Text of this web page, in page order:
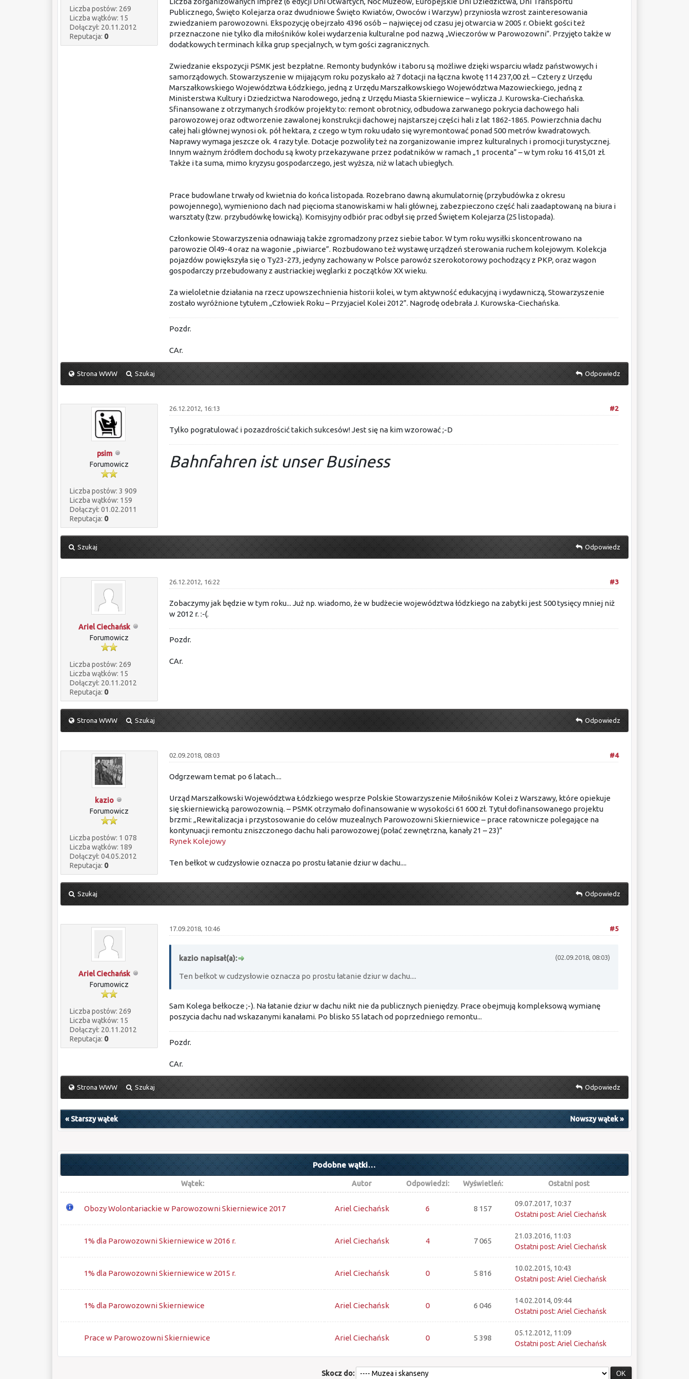
Liczba postów: 269
Liczba wątków: 15
Dołączył: 20.11.2012
Reputacja: 0
Publicznego, Święto Kolejarza oraz dwudniowe Święto Kwiatów, Owoców i Warzyw) przyniosła wzrost zainteresowania
zwiedzaniem parowozowni. Ekspozycję obejrzało 4396 osób – najwięcej od czasu jej otwarcia w 2005 r. Obiekt gości też
przeznaczone nie tylko dla miłośników kolei wydarzenia kulturalne pod nazwą „Wieczorów w Parowozowni”. Przyjęto także w
dodatkowych terminach kilka grup specjalnych, w tym gości zagranicznych.
Zwiedzanie ekspozycji PSMK jest bezpłatne. Remonty budynków i taboru są możliwe dzięki wsparciu władz państwowych i
samorządowych. Stowarzyszenie w mijającym roku pozyskało aż 7 dotacji na łączna kwotę 114 237,00 zł. – Cztery z Urzędu
Marszałkowskiego Województwa Łódzkiego, jedną z Urzędu Marszałkowskiego Województwa Mazowieckiego, jedną z
Ministerstwa Kultury i Dziedzictwa Narodowego, jedną z Urzędu Miasta Skierniewice – wylicza J. Kurowska-Ciechańska.
Sfinansowane z otrzymanych środków projekty to: remont obrotnicy, odbudowa zarwanego pokrycia dachowego hali
parowozowej oraz odtworzenie zawalonej konstrukcji dachowej najstarszej części hali z lat 1862-1865. Powierzchnia dachu
całej hali głównej wynosi ok. pół hektara, z czego w tym roku udało się wyremontować ponad 500 metrów kwadratowych.
Naprawy wymaga jeszcze ok. 4 razy tyle. Dotacje pozwoliły też na zorganizowanie imprez kulturalnych i promocji turystycznej.
Innym ważnym źródłem dochodu są kwoty przekazywane przez podatników w ramach „1 procenta” – w tym roku 16 415,01 zł.
Także i ta suma, mimo kryzysu gospodarczego, jest wyższa, niż w latach ubiegłych.
Prace budowlane trwały od kwietnia do końca listopada. Rozebrano dawną akumulatornię (przybudówka z okresu
powojennego), wymieniono dach nad pięcioma stanowiskami w hali głównej, zabezpieczono część hali zaadaptowaną na biura i
warsztaty (tzw. przybudówkę łowicką). Komisyjny odbiór prac odbył się przed Świętem Kolejarza (25 listopada).
Członkowie Stowarzyszenia odnawiają także zgromadzony przez siebie tabor. W tym roku wysiłki skoncentrowano na
parowozie Ol49-4 oraz na wagonie „piwiarce”. Rozbudowano też wystawę urządzeń sterowania ruchem kolejowym. Kolekcja
pojazdów powiększyła się o Ty23-273, jedyny zachowany w Polsce parowóz szerokotorowy pochodzący z PKP, oraz wagon
gospodarczy przebudowany z austriackiej węglarki z początków XX wieku.
Za wieloletnie działania na rzecz upowszechnienia historii kolei, w tym aktywność edukacyjną i wydawniczą, Stowarzyszenie
zostało wyróżnione tytułem „Człowiek Roku – Przyjaciel Kolei 2012”. Nagrodę odebrała J. Kurowska-Ciechańska.
Pozdr.
CAr.
Strona WWW Szukaj Odpowiedz
psim
Forumowicz
Liczba postów: 3 909
Liczba wątków: 159
Dołączył: 01.02.2011
Reputacja: 0
#2
26.12.2012, 16:13
Tylko pogratulować i pozazdrościć takich sukcesów! Jest się na kim wzorować ;-D
Bahnfahren ist unser Business
Szukaj Odpowiedz
Ariel Ciechańsk
Forumowicz
Liczba postów: 269
Liczba wątków: 15
Dołączył: 20.11.2012
Reputacja: 0
#3
26.12.2012, 16:22
Zobaczymy jak będzie w tym roku... Już np. wiadomo, że w budżecie województwa łódzkiego na zabytki jest 500 tysięcy mniej niż
w 2012 r. :-(.
Pozdr.
CAr.
Strona WWW Szukaj Odpowiedz
kazio
Forumowicz
Liczba postów: 1 078
Liczba wątków: 189
Dołączył: 04.05.2012
Reputacja: 0
#4
02.09.2018, 08:03
Odgrzewam temat po 6 latach....
Urząd Marszałkowski Województwa Łódzkiego wesprze Polskie Stowarzyszenie Miłośników Kolei z Warszawy, które opiekuje
się skierniewicką parowozownią. – PSMK otrzymało dofinansowanie w wysokości 61 600 zł. Tytuł dofinansowanego projektu
brzmi: „Rewitalizacja i przystosowanie do celów muzealnych Parowozowni Skierniewice – prace ratownicze polegające na
kontynuacji remontu zniszczonego dachu hali parowozowej (połać zewnętrzna, kanały 21 – 23)”
Rynek Kolejowy
Ten bełkot w cudzysłowie oznacza po prostu łatanie dziur w dachu....
Szukaj Odpowiedz
Ariel Ciechańsk
Forumowicz
Liczba postów: 269
Liczba wątków: 15
Dołączył: 20.11.2012
Reputacja: 0
#5
17.09.2018, 10:46
(02.09.2018, 08:03)
kazio napisał(a):
Ten bełkot w cudzysłowie oznacza po prostu łatanie dziur w dachu....
Sam Kolega bełkocze ;-). Na łatanie dziur w dachu nikt nie da publicznych pieniędzy. Prace obejmują kompleksową wymianę
poszycia dachu nad wskazanymi kanałami. Po blisko 55 latach od poprzedniego remontu...
Pozdr.
CAr.
Strona WWW Szukaj Odpowiedz
« Starszy wątek Nowszy wątek»
Podobne wątki…
Wątek: Autor Odpowiedzi: Wyświetleń: Ostatni post
Obozy Wolontariackie w Parowozowni Skierniewice 2017 Ariel Ciechańsk 6 8 157
09.07.2017, 10:37
Ostatni post: Ariel Ciechańsk
1% dla Parowozowni Skierniewice w 2016 r. Ariel Ciechańsk 4 7 065
21.03.2016, 11:03
Ostatni post: Ariel Ciechańsk
1% dla Parowozowni Skierniewice w 2015 r. Ariel Ciechańsk 0 5 816
10.02.2015, 10:43
Ostatni post: Ariel Ciechańsk
1% dla Parowozowni Skierniewice Ariel Ciechańsk 0 6 046
14.02.2014, 09:44
Ostatni post: Ariel Ciechańsk
Prace w Parowozowni Skierniewice Ariel Ciechańsk 0 5 398
05.12.2012, 11:09
Ostatni post: Ariel Ciechańsk
Skocz do: